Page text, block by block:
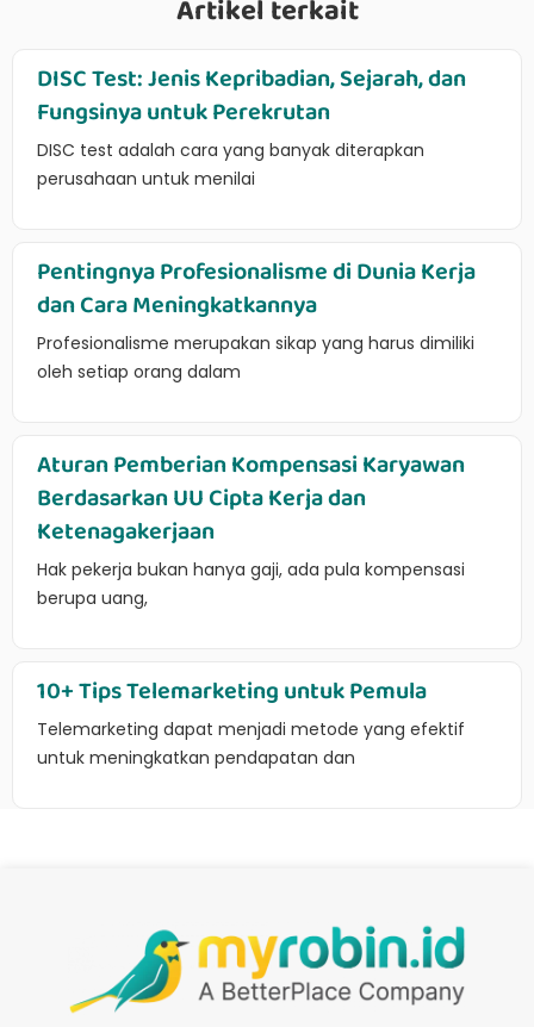
Artikel terkait
DISC Test: Jenis Kepribadian, Sejarah, dan
Fungsinya untuk Perekrutan
DISC test adalah cara yang banyak diterapkan
perusahaan untuk menilai
Pentingnya Profesionalisme di Dunia Kerja
dan Cara Meningkatkannya
Profesionalisme merupakan sikap yang harus dimiliki
oleh setiap orang dalam
Aturan Pemberian Kompensasi Karyawan
Berdasarkan UU Cipta Kerja dan
Ketenagakerjaan
Hak pekerja bukan hanya gaji, ada pula kompensasi
berupa uang,
10+ Tips Telemarketing untuk Pemula
Telemarketing dapat menjadi metode yang efektif
untuk meningkatkan pendapatan dan